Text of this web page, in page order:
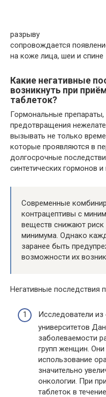
разрыву
сопровождается
на коже лица, шеи и спине
Какие негативные
возникнуть при
таблеток?
Гормональные
предотвращения
вызывать не только
которые проявляются в
долгосрочные
синтетических гормонов
Современные
контрацептивы с
веществ снижают риск
минимума. Однако
заранее быть
возможности их
Негативные последствия
Исследователи
университетов
заболеваемости
групп женщин. Они
использование
значительно
онкологии. При
таблеток в